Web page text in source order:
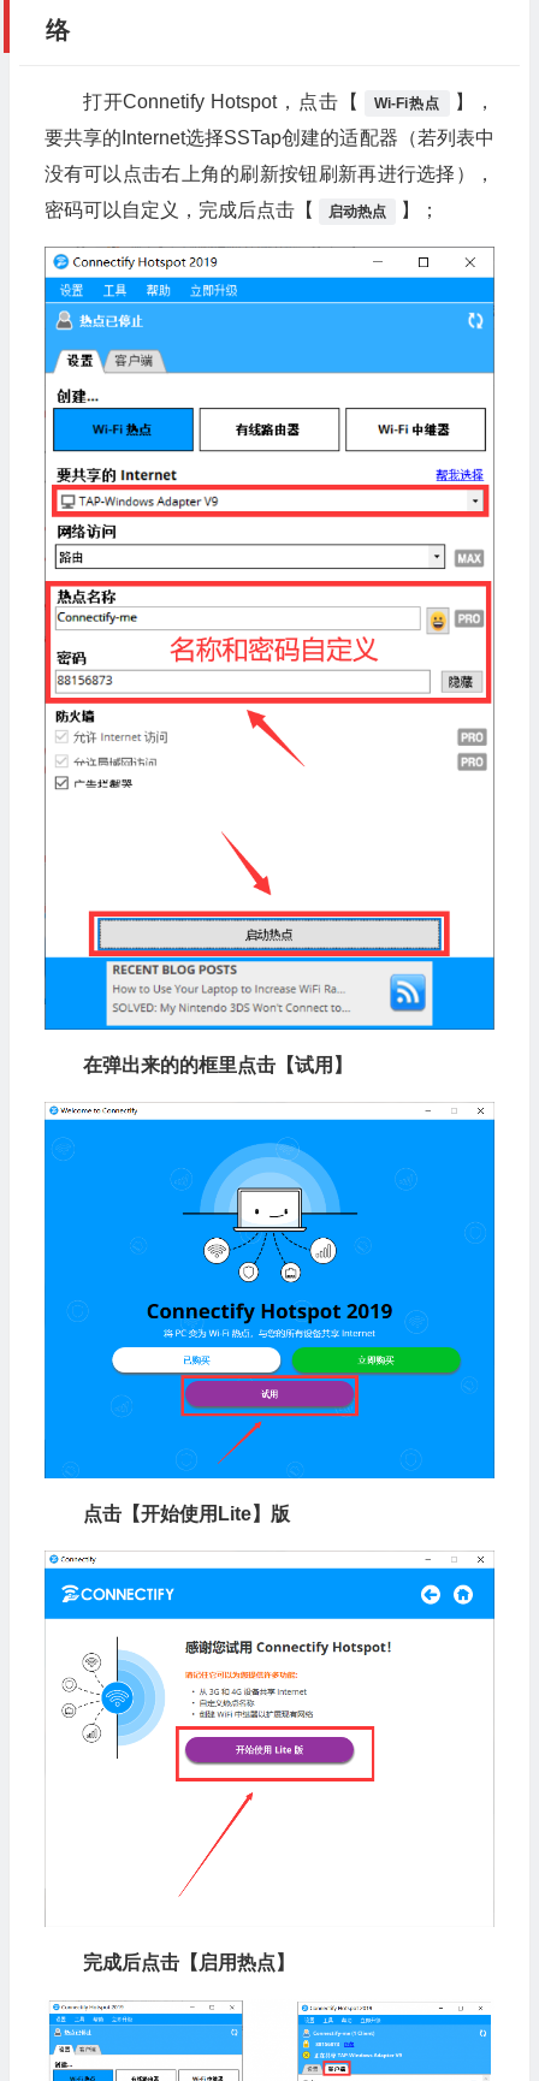
络
打开Connetify Hotspot，点击【 Wi-Fi热点
】，
要共享的Internet选择SSTap创建的适配器（若列表中
没有可以点击右上角的刷新按钮刷新再进行选择），
密码可以自定义，完成后点击【
启动热点 】；
在弹出来的的框里点击【试用】
点击【开始使用Lite】版
完成后点击【启用热点】